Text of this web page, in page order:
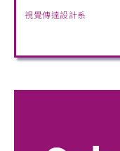
視覺傳達設計系